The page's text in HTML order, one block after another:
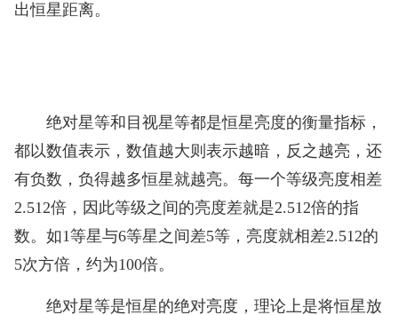
出恒星距离。
绝对星等和目视星等都是恒星亮度的衡量指标，
都以数值表示，数值越大则表示越暗，反之越亮，还
有负数，负得越多恒星就越亮。每一个等级亮度相差
2.512倍，因此等级之间的亮度差就是2.512倍的指
数。如1等星与6等星之间差5等，亮度就相差2.512的
5次方倍，约为100倍。
绝对星等是恒星的绝对亮度，理论上是将恒星放